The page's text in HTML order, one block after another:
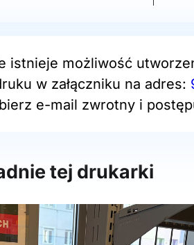
istnieje możliwość
w załączniku na adres:
e-mail zwrotny i
tej drukarki